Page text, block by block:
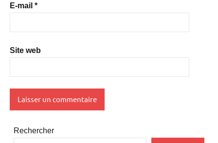
E-mail *
Site web
Rechercher